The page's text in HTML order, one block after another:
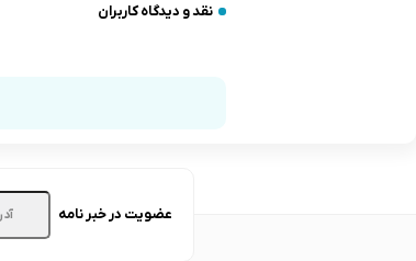
نقد و دیدگاه کاربران
عضویت در خبر نامه